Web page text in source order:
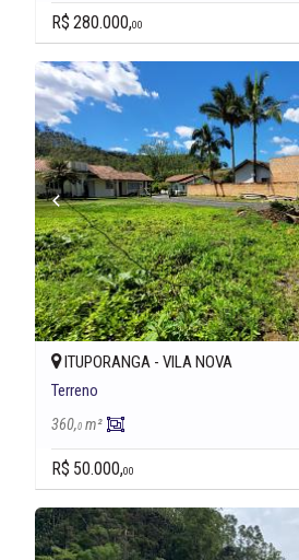
R$ 280.000,00
ITUPORANGA - VILA NOVA
Terreno
360,0 m²
R$ 50.000,00